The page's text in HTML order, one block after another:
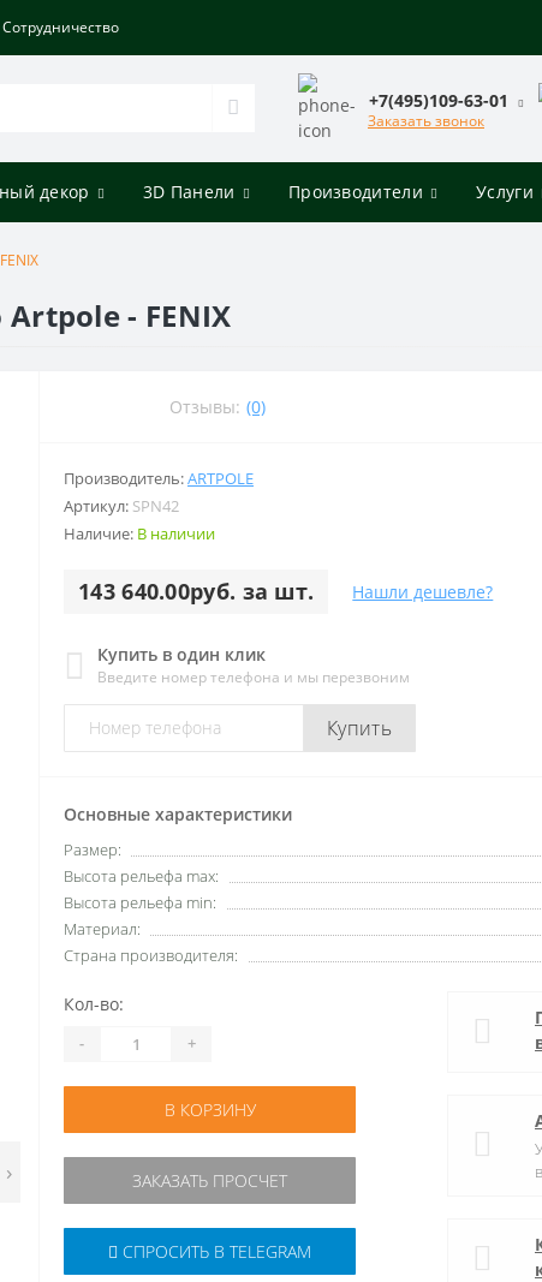
Cотрудничество
+7(495)109-63-01
Заказать звонок
декор 3D Панели Производители Услуги
- FENIX
›
Отзывы: (0)
Производитель:ARTPOLE
Артикул: SPN42
Наличие: В наличии
143 640.00руб. за шт. Нашли дешевле?
Купить в один клик
Введите номер телефона и мы перезвоним
Купить
Основные характеристики
Размер:
Высота рельефа max:
Высота рельефа min:
Материал:
Страна производителя:
Кол-во:
- +
В КОРЗИНУ
ЗАКАЗАТЬ ПРОСЧЕТ
СПРОСИТЬ В TELEGRAM